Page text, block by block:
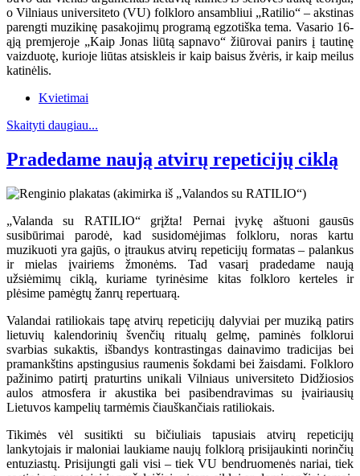
o Vilniaus universiteto (VU) folkloro ansambliui „Ratilio“ – akstinas
parengti muzikinę pasakojimų programą egzotiška tema. Vasario 16-
ąją premjeroje „Kaip Jonas liūtą sapnavo“ žiūrovai panirs į tautinę
vaizduotę, kurioje liūtas atsiskleis ir kaip baisus žvėris, ir kaip meilus
katinėlis.
Kvietimai
Skaityti daugiau...
Pradedame naują atvirų repeticijų ciklą
„Valanda su RATILIO“ grįžta! Pernai įvykę aštuoni gausūs
susibūrimai parodė, kad susidomėjimas folkloru, noras kartu
muzikuoti yra gajūs, o įtraukus atvirų repeticijų formatas – palankus
ir mielas įvairiems žmonėms. Tad vasarį pradedame naują
užsiėmimų ciklą, kuriame tyrinėsime kitas folkloro kerteles ir
plėsime pamėgtų žanrų repertuarą.
Valandai ratiliokais tapę atvirų repeticijų dalyviai per muziką patirs
lietuvių kalendorinių švenčių ritualų gelmę, paminės folklorui
svarbias sukaktis, išbandys kontrastingas dainavimo tradicijas bei
pramankštins apstingusius raumenis šokdami bei žaisdami. Folkloro
pažinimo patirtį praturtins unikali Vilniaus universiteto Didžiosios
aulos atmosfera ir akustika bei pasibendravimas su įvairiausių
Lietuvos kampelių tarmėmis čiauškančiais ratiliokais.
Tikimės vėl susitikti su bičiuliais tapusiais atvirų repeticijų
lankytojais ir maloniai laukiame naujų folklorą prisijaukinti norinčių
entuziastų. Prisijungti gali visi – tiek VU bendruomenės nariai, tiek